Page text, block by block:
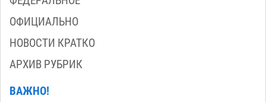
ОФИЦИАЛЬНО
НОВОСТИ КРАТКО
АРХИВ РУБРИК
ВАЖНО!